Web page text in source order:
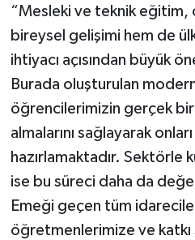
“Mesleki ve teknik eğitim,
bireysel gelişimi hem de
ihtiyacı açısından büyük
Burada oluşturulan
öğrencilerimizin gerçek
almalarını sağlayarak
hazırlamaktadır. Sektörle
ise bu süreci daha da
Emeği geçen tüm
öğretmenlerimize ve katkı